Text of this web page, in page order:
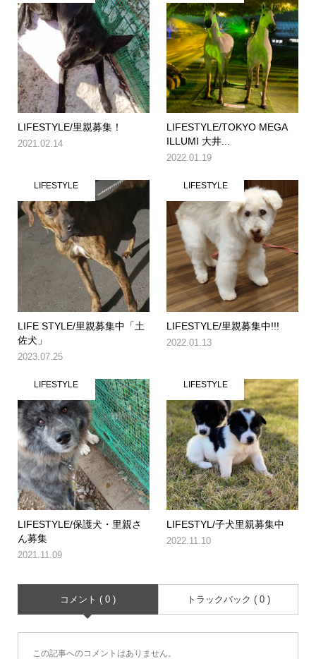
LIFESTYLE/里親募集！
2021.02.14
LIFESTYLE/TOKYO MEGA
ILLUMI 大井...
2022.01.19
LIFESTYLE
LIFE STYLE/里親募集中「土
佐犬」
2023.07.25
LIFESTYLE
LIFESTYLE/里親募集中!!!
2022.01.13
LIFESTYLE
LIFESTYLE/保護犬・里親さ
ん募集
2021.11.09
LIFESTYLE
LIFESTYL/子犬里親募集中
2022.11.10
コメント ( 0 ) トラックバック ( 0 )
この記事へのコメントはありません。